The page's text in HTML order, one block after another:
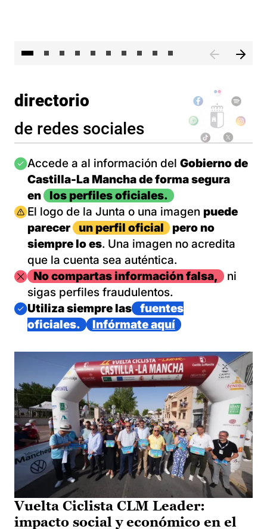
directorio
de redes sociales
Imagen
Accede a al información del Gobierno de
Castilla-La Mancha de forma segura
en
los perfiles oficiales.
Imagen
El logo de la Junta o una imagen puede
parecer
un perfil oficial
pero no
siempre lo es. Una imagen no acredita
que la cuenta sea auténtica.
ImagenNo compartas información falsa,
ni
sigas perfiles fraudulentos.
Imagen
Utiliza siempre las
fuentes
oficiales.
Infórmate aquí
Vuelta Ciclista CLM Leader:
impacto social y económico en el